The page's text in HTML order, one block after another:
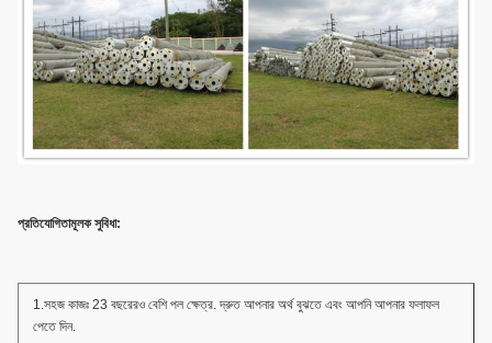
প্রতিযোগিতামূলক সুবিধা:
1.সহজ কাজঃ 23 বছরেরও বেশি পল ক্ষেত্র. দ্রুত আপনার অর্থ বুঝতে এবং আপনি আপনার ফলাফল
পেতে দিন.